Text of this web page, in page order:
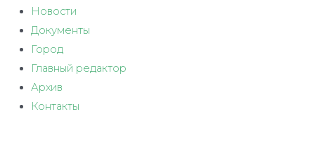
Новости
Документы
Город
Главный редактор
Архив
Контакты